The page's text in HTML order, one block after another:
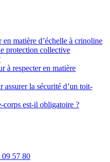
matière d’échelle à crinoline
protection collective
à respecter en matière
la sécurité d’un toit-
corps est-il obligatoire ?
57 80